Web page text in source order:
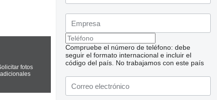
fotos
adicionales
Compruebe el número de teléfono: debe
seguir el formato internacional e incluir el
código del país. No trabajamos con este país